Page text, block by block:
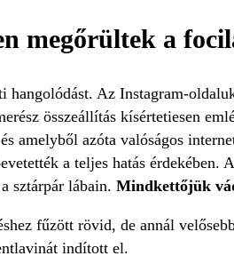
megőrültek a
Az Instagram-
összeállítás kísértetiesen
amelyből azóta valóságos
a teljes hatás
sztárpár lábain. Mindkettőjük
fűzött rövid, de annál
indított el.